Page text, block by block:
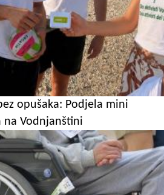
opušaka: Podjela mini
na Vodnjanštini